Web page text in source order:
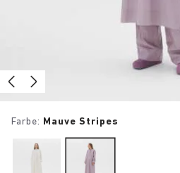
Farbe: Mauve Stripes